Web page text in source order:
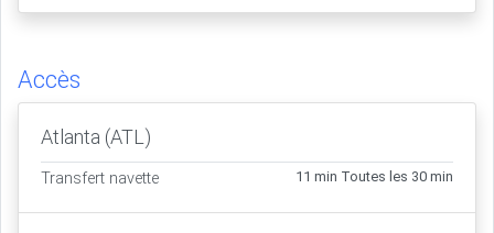
Accès
Atlanta (ATL)
Transfert navette 11 min Toutes les 30 min